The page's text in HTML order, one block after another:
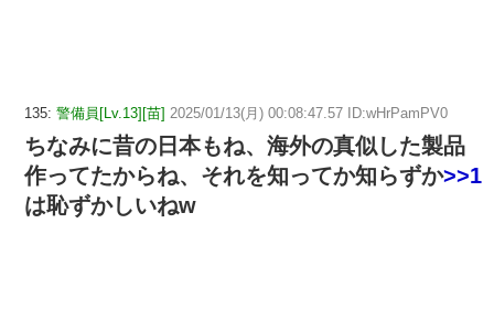
135: 警備員[Lv.13][苗] 2025/01/13(月) 00:08:47.57 ID:wHrPamPV0
ちなみに昔の日本もね、海外の真似した製品
作ってたからね、それを知ってか知らずか>>1
は恥ずかしいねw